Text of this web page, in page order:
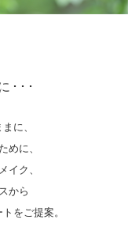
･･･
に、
めに、
イク、
から
をご提案。